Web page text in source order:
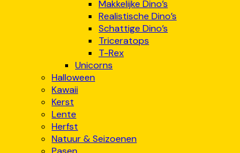
Makkelijke Dino’s
Realistische Dino’s
Schattige Dino’s
Triceratops
T-Rex
Unicorns
Halloween
Kawaii
Kerst
Lente
Herfst
Natuur & Seizoenen